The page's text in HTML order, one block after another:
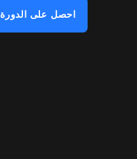
احصل على الدورة